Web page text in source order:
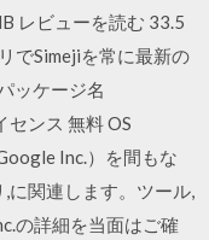
レビューを読む 33.5
でSimejiを常に最新の
ッケージ名
センス 無料 OS
Inc.）を間もな
に関連します。ツール,
の詳細を当面はご確